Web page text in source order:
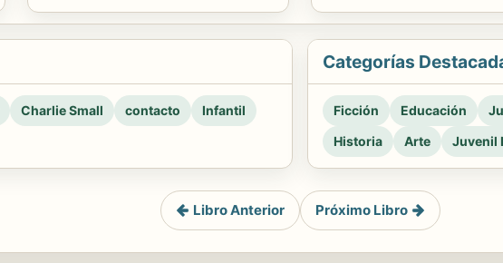
Charlie Small contacto Infantil
Categorías
Ficción Educación
Historia
Arte Juvenil
Libro Anterior Próximo Libro